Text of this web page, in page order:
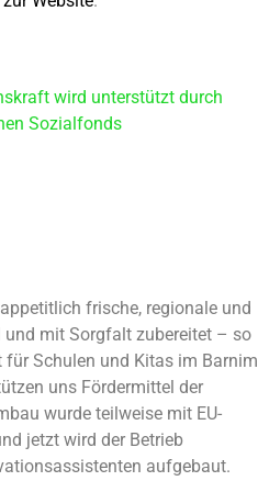
wird unterstützt durch
Sozialfonds
frische, regionale und
und mit Sorgfalt zubereitet – so
Schulen und Kitas im Barnim
uns Fördermittel der
wurde teilweise mit EU-
jetzt wird der Betrieb
aufgebaut.